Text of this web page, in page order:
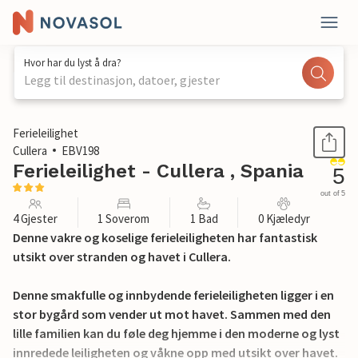
Hvor har du lyst å dra?
Legg til destinasjon, datoer, gjester
1 / 17
Ferieleilighet
Cullera
EBV198
Ferieleilighet - Cullera , Spania 5
out of 5
4 Gjester 1 Soverom 1 Bad 0 Kjæledyr
Denne vakre og koselige ferieleiligheten har fantastisk
utsikt over stranden og havet i Cullera.
Denne smakfulle og innbydende ferieleiligheten ligger i en
stor bygård som vender ut mot havet. Sammen med den
lille familien kan du føle deg hjemme i den moderne og lyst
innredede leiligheten og våkne opp med utsikt over havet.